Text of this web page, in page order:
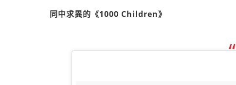
同中求異的《1000 Children》